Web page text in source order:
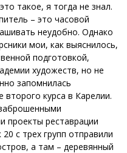
такое, я тогда не знал.
– это часовой
неудобно. Однако
мои, как выяснилось,
подготовкой,
художеств, но не
запомнилась
второго курса в Карелии.
проекты реставрации
с трех групп отправили
а там – деревянный